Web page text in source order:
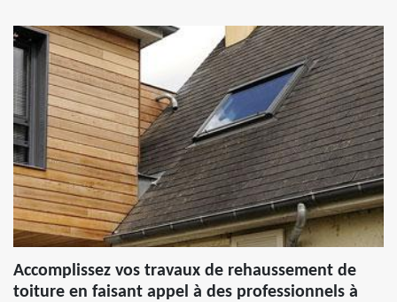
Accomplissez vos travaux de rehaussement de
toiture en faisant appel à des professionnels à